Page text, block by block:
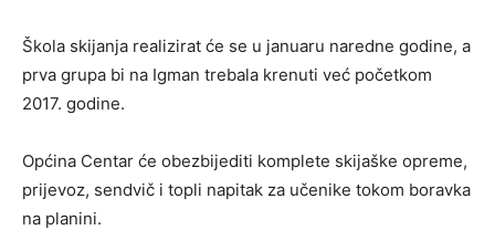
Škola skijanja realizirat će se u januaru naredne godine, a
prva grupa bi na Igman trebala krenuti već početkom
2017. godine.
Općina Centar će obezbijediti komplete skijaške opreme,
prijevoz, sendvič i topli napitak za učenike tokom boravka
na planini.